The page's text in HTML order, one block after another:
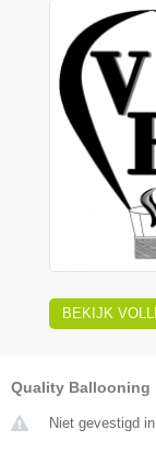
BEKIJK
Quality Ballooning
Niet gevestigd